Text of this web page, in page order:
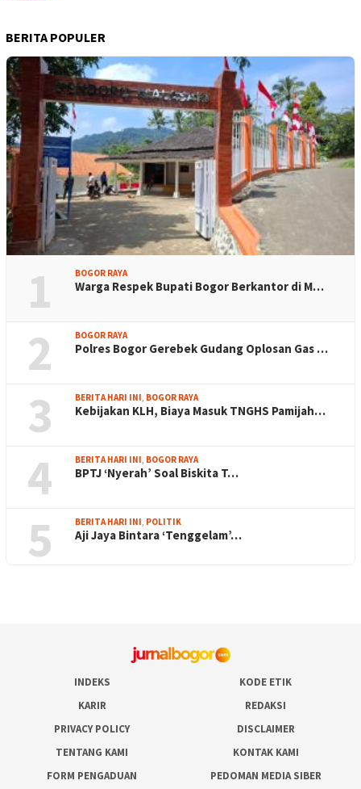
BERITA POPULER
1 BOGOR RAYA
Warga Respek Bupati Bogor Berkantor di M…
2 BOGOR RAYA
Polres Bogor Gerebek Gudang Oplosan Gas …
3 BERITA HARI INI, BOGOR RAYA
Kebijakan KLH, Biaya Masuk TNGHS Pamijah…
4 BERITA HARI INI, BOGOR RAYA
BPTJ ‘Nyerah’ Soal Biskita T…
5 BERITA HARI INI, POLITIK
Aji Jaya Bintara ‘Tenggelam’…
INDEKS
KODE ETIK
KARIR
REDAKSI
PRIVACY POLICY
DISCLAIMER
TENTANG KAMI
KONTAK KAMI
FORM PENGADUAN
PEDOMAN MEDIA SIBER